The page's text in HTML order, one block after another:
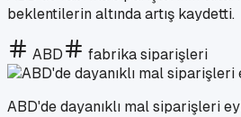
beklentilerin altında artış kaydetti.
ABD fabrika siparişleri
ABD'de dayanıklı mal siparişleri